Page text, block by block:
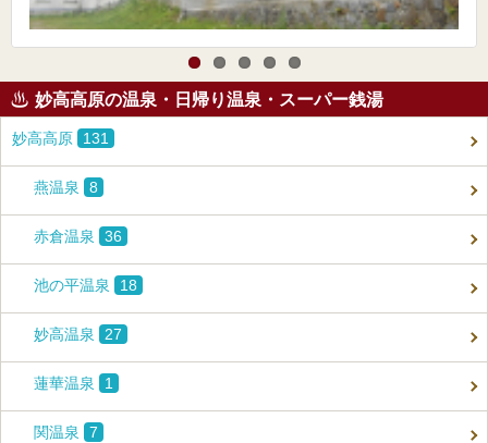
妙高高原の温泉・日帰り温泉・スーパー銭湯
妙高高原 131
燕温泉 8
赤倉温泉 36
池の平温泉 18
妙高温泉 27
蓮華温泉 1
関温泉 7